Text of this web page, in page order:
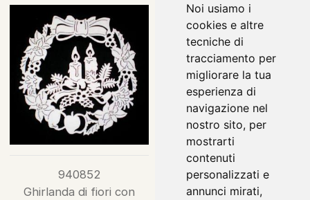
Noi usiamo i
cookies e altre
tecniche di
tracciamento per
migliorare la tua
esperienza di
navigazione nel
nostro sito, per
mostrarti
contenuti
personalizzati e
annunci mirati,
940852
Ghirlanda di fiori con
940901
Presepe